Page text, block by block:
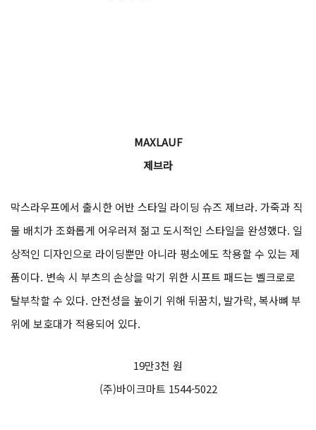
MAXLAUF
제브라
막스라우프에서 출시한 어반 스타일 라이딩 슈즈 제브라. 가죽과 직
물 배치가 조화롭게 어우러져 젊고 도시적인 스타일을 완성했다. 일
상적인 디자인으로 라이딩뿐만 아니라 평소에도 착용할 수 있는 제
품이다. 변속 시 부츠의 손상을 막기 위한 시프트 패드는 벨크로로
탈부착할 수 있다. 안전성을 높이기 위해 뒤꿈치, 발가락, 복사뼈 부
위에 보호대가 적용되어 있다.
19만3천 원
(주)바이크마트 1544-5022